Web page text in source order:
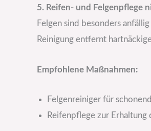
5. Reifen- und Felgenpflege
Felgen sind besonders
Reinigung entfernt
Empfohlene Maßnahmen:
Felgenreiniger für
Reifenpflege zur Erhaltung